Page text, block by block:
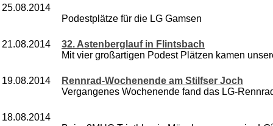
25.08.2014
Podestplätze für die LG Gamsen
21.08.2014
32. Astenberglauf in Flintsbach
Mit vier großartigen Podest Plätzen kamen
19.08.2014
Rennrad-Wochenende am Stilfser Joch
Vergangenes Wochenende fand das LG-
18.08.2014